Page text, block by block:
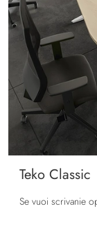
Teko Classic